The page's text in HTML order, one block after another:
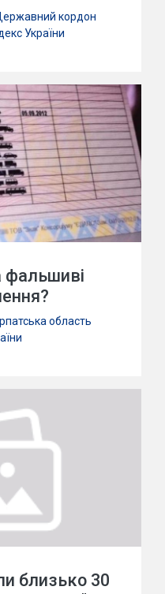
кордон
України
фальшиві
область
близько 30